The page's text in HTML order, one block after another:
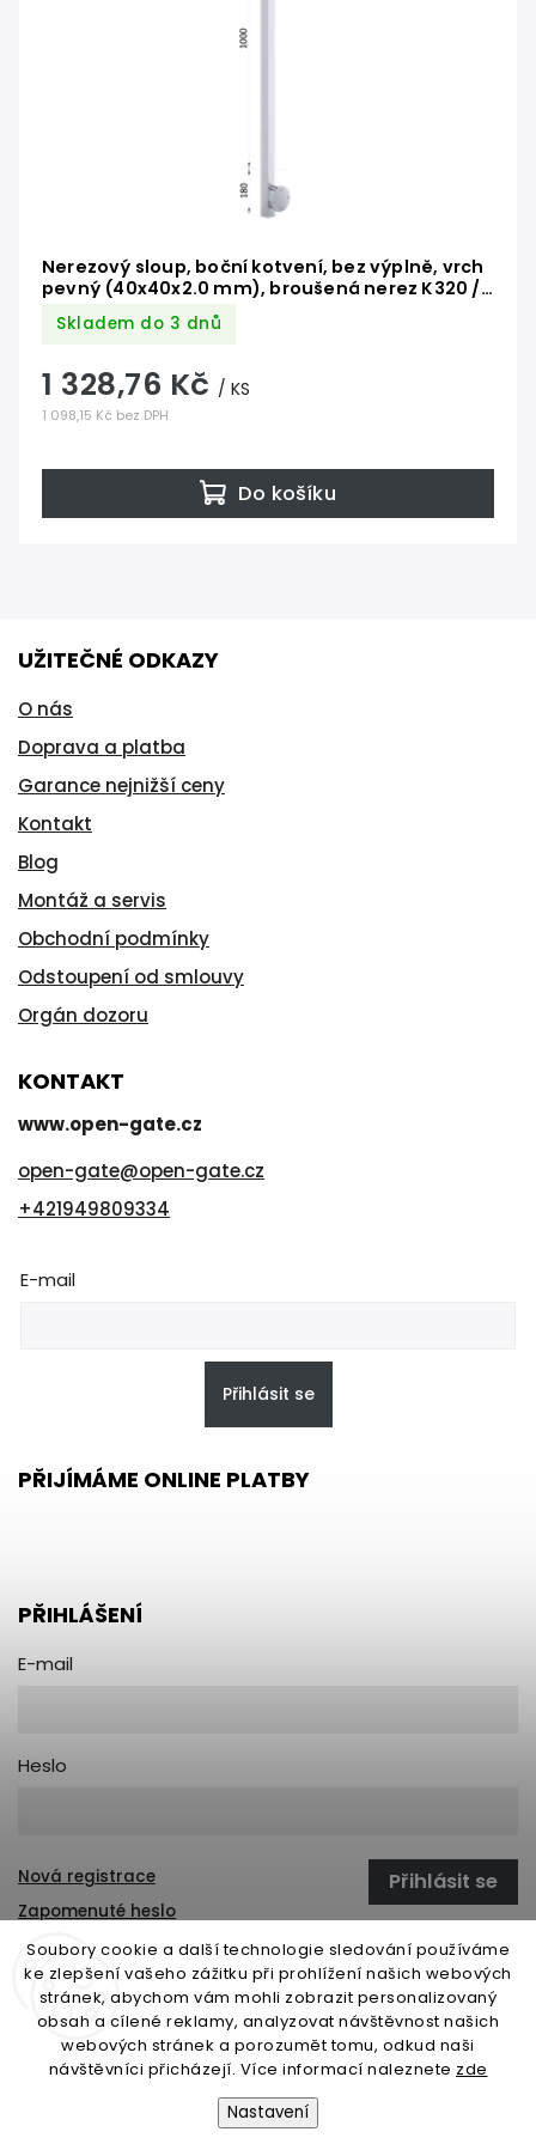
Soubory cookie a další technologie sledování používáme
ke zlepšení vašeho zážitku při prohlížení našich webových
stránek, abychom vám mohli zobrazit personalizovaný
obsah a cílené reklamy, analyzovat návštěvnost našich
webových stránek a porozumět tomu, odkud naši
návštěvníci přicházejí. Více informací naleznete zde
Nastavení
Nerezový sloup, boční kotvení, bez výplně, vrch
pevný (40x40x2.0 mm), broušená nerez K320 /
AISI304
Skladem do 3 dnů
1 098,15 Kč bez DPH
1 328,76 Kč / KS
Do košíku
UŽITEČNÉ ODKAZY
O nás
Doprava a platba
Garance nejnižší ceny
Kontakt
Blog
Montáž a servis
Obchodní podmínky
Odstoupení od smlouvy
Orgán dozoru
KONTAKT
www.open-gate.cz
open-gate@open-gate.cz
+421949809334
E-mail
Přihlásit se
PŘIJÍMÁME ONLINE PLATBY
PŘIHLÁŠENÍ
E-mail
Heslo
Přihlásit se
Nová registrace
Zapomenuté heslo
open-gate.sk montazpohonu.sk